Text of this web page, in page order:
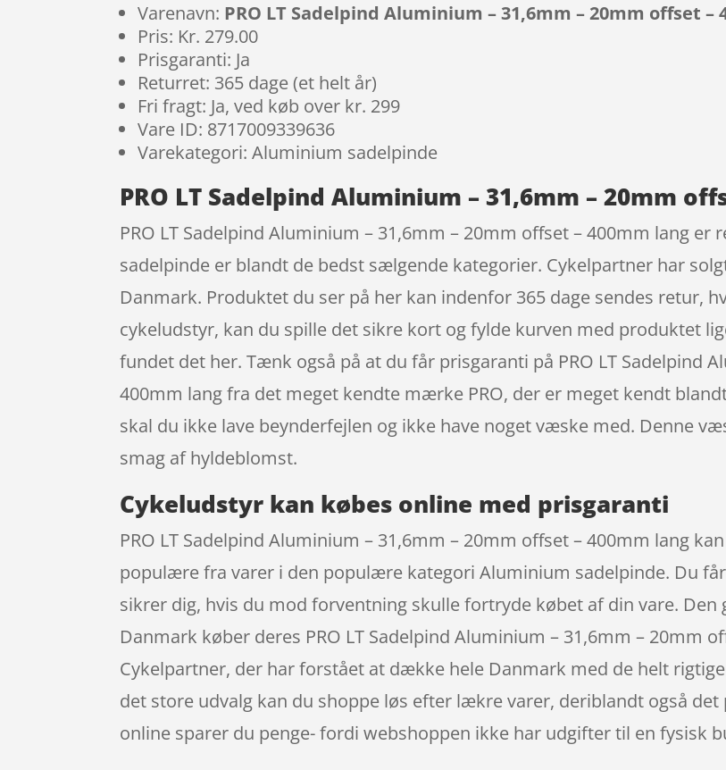
Varenavn: PRO LT Sadelpind Aluminium – 31,6mm – 20mm offset –
Pris: Kr. 279.00
Prisgaranti: Ja
Returret: 365 dage (et helt år)
Fri fragt: Ja, ved køb over kr. 299
Vare ID: 8717009339636
Varekategori: Aluminium sadelpinde
PRO LT Sadelpind Aluminium – 31,6mm – 20mm
PRO LT Sadelpind Aluminium – 31,6mm – 20mm offset – 400mm lang
sadelpinde er blandt de bedst sælgende kategorier. Cykelpartner har
Danmark. Produktet du ser på her kan indenfor 365 dage sendes retur,
cykeludstyr, kan du spille det sikre kort og fylde kurven med produktet
fundet det her. Tænk også på at du får prisgaranti på PRO LT Sadelpind
400mm lang fra det meget kendte mærke PRO, der er meget kendt
skal du ikke lave beynderfejlen og ikke have noget væske med. Denne
smag af hyldeblomst.
Cykeludstyr kan købes online med prisgaranti
PRO LT Sadelpind Aluminium – 31,6mm – 20mm offset – 400mm lang
populære fra varer i den populære kategori Aluminium sadelpinde. Du
sikrer dig, hvis du mod forventning skulle fortryde købet af din vare. Den
Danmark køber deres PRO LT Sadelpind Aluminium – 31,6mm – 20mm
Cykelpartner, der har forstået at dække hele Danmark med de helt
det store udvalg kan du shoppe løs efter lækre varer, deriblandt også
online sparer du penge- fordi webshoppen ikke har udgifter til en fysisk